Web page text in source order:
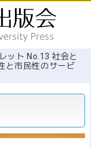
ット No.13 社会と
と市民性のサービ